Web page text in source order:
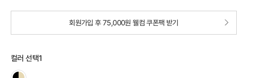
회원가입 후 75,000원 웰컴 쿠폰팩 받기
컬러 선택1